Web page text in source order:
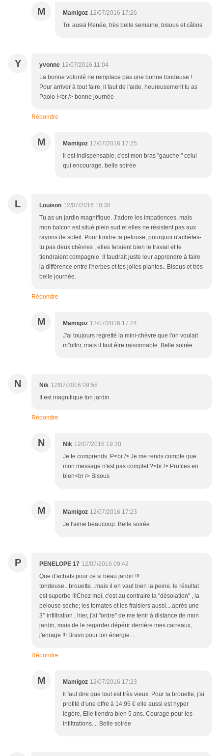
M Mamigoz 12/07/2016 17:26
Toi aussi Renée, très belle semaine, bisous et câlins
Y yvonne 12/07/2016 11:04
La bonne volonté ne remplace pas une bonne tondeuse !
Pour arriver à tout faire, il faut de l'aide, heureusement tu as
Paolo !<br /> bonne journée
Répondre
M Mamigoz 12/07/2016 17:25
Il est indispensable, c'est mon bras "gauche " celui
qui encourage. belle soirée
L Louison 12/07/2016 10:38
Tu as un jardin magnifique. J'adore les impatiences, mais
mon balcon est situé plein sud et elles ne résistent pas aux
rayons de soleil. Pour tondre ta pelouse, pourquoi n'achètes-
tu pas deux chèvres ; elles feraient bien le travail et te
tiendraient compagnie. Il faudrait juste leur apprendre à faire
la différence entre l'herbes et tes jolies plantes.. Bisous et très
belle journée.
Répondre
M Mamigoz 12/07/2016 17:24
J'ai toujours regretté la mini-chèvre que l'on voulait
m"offrir, mais il faut être raisonnable. Belle soirée
N Nik 12/07/2016 09:56
Il est magnifique ton jardin
Répondre
N Nik 12/07/2016 19:30
Je te comprends :P<br /> Je me rends compte que
mon message n'est pas complet ?<br /> Profites en
bien<br /> Bisous
M Mamigoz 12/07/2016 17:23
Je l'aime beaucoup. Belle soirée
P PENELOPE 17 12/07/2016 09:42
Que d'achats pour ce si beau jardin !!! :
tondeuse...brouette...mais il en vaut bien la peine. le résultat
est superbe !!!Chez moi, c'est au contraire la "désolation" , la
pelouse sèche; les tomates et les fraisiers aussi....après une
3° infiltration , hier, j'ai "ordre" de me tenir à distance de mon
jardin, mais de le regarder dépérir derrière mes carreaux,
j'enrage !!! Bravo pour ton énergie....
Répondre
M Mamigoz 12/07/2016 17:23
Il faut dire que tout est très vieux. Pour la brouette, j'ai
profité d'une offre à 14,95 € elle aussi est hyper
légère, Elle tiendra bien 5 ans. Courage pour les
infiltrations.... Belle soirée